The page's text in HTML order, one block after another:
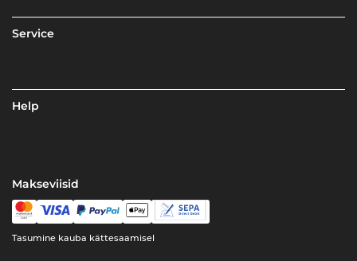
Service
Help
Makseviisid
Tasumine kauba kättesaamisel